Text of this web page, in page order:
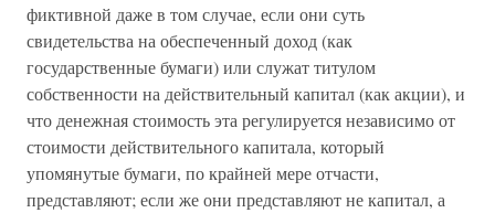
фиктивной даже в том случае, если они суть
свидетельства на обеспеченный доход (как
государственные бумаги) или служат титулом
собственности на действительный капитал (как акции), и
что денежная стоимость эта регулируется независимо от
стоимости действительного капитала, который
упомянутые бумаги, по крайней мере отчасти,
представляют; если же они представляют не капитал, а